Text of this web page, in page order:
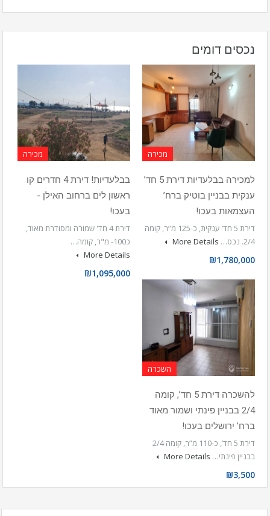
נכסים דומים
מכירה
למכירה בבלעדיות דירת 5 חד’
ענקית בבניין בוטיק ברח’
העצמאות בעכו!
דירת 5 חד’ ענקית, כ-125 מ”ר, קומה
2/4. נכס…
More Details
₪1,780,000
מכירה
בבלעדיות! דירת 4 חדרים קו
ראשון לים ברחוב האילן -
בעכו!
דירת 4 חד' שמורה ומסודרת מאוד,
כ100- מ"ר, קומה…
More Details
₪1,095,000
השכרה
להשכרה דירת 5 חד’, קומה
2/4 בבניין פינתי ושמור מאוד
ברח’ ירושלים בעכו!
דירת 5 חד’, כ-110 מ”ר, קומה 2/4
בבניין פינתי… More Details
₪3,500